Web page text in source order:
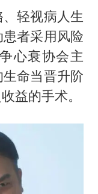
轻视病人生
者采用风险
心衰协会主
命当晋升阶
益的手术。